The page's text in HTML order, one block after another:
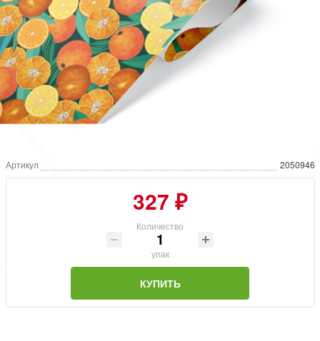
Артикул 2050946
327 ₽
Количество
упак
КУПИТЬ